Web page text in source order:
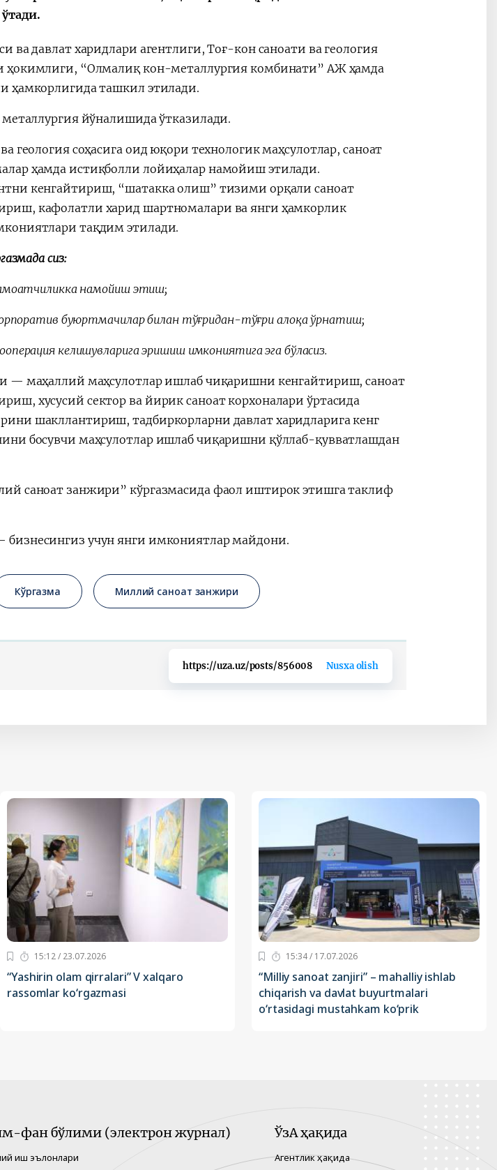
ва давлат харидлари агентлиги, Тоғ-кон саноати ва геология
ҳокимлиги, “Олмалиқ кон-металлургия комбинати” АЖ ҳамда
ҳамкорлигида ташкил этилади.
йўналишида ўтказилади.
геология соҳасига оид юқори технологик маҳсулотлар, саноат
ҳамда истиқболли лойиҳалар намойиш этилади.
кенгайтириш, “шатакка олиш” тизими орқали саноат
кафолатли харид шартномалари ва янги ҳамкорлик
тақдим этилади.
сиз:
намойиш этиш;
буюртмачилар билан тўғридан-тўғри алоқа ўрнатиш;
келишувларига эришиш имкониятига эга бўласиз.
— маҳаллий маҳсулотлар ишлаб чиқаришни кенгайтириш, саноат
хусусий сектор ва йирик саноат корхоналари ўртасида
шакллантириш, тадбиркорларни давлат харидларига кенг
босувчи маҳсулотлар ишлаб чиқаришни қўллаб-қувватлашдан
саноат занжири” кўргазмасида фаол иштирок этишга таклиф
учун янги имкониятлар майдони.
Кўргазма Миллий саноат занжири
https://uza.uz/posts/856008 Nusxa olish
15:12 / 23.07.2026
“Yashirin olam qirralari” V xalqaro
rassomlar ko‘rgazmasi
15:34 / 17.07.2026
“Milliy sanoat zanjiri” – mahalliy ishlab
chiqarish va davlat buyurtmalari
o‘rtasidagi mustahkam ko‘prik
фан бўлими (электрон журнал)
иш эълонлари
ЎзА ҳақида
Агентлик ҳақида